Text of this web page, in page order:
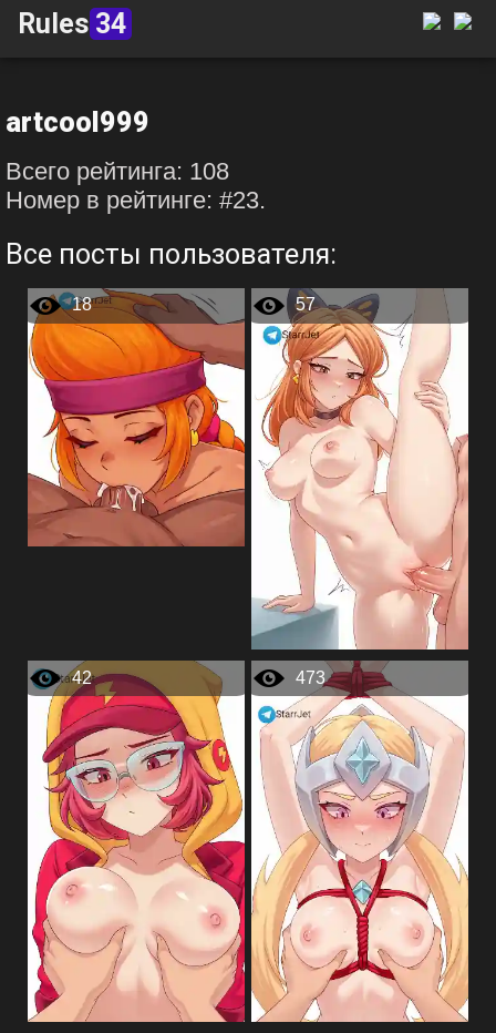
Rules 34
artcool999
Всего рейтинга: 108
Номер в рейтинге: #23.
Все посты пользователя:
18 57
42 473